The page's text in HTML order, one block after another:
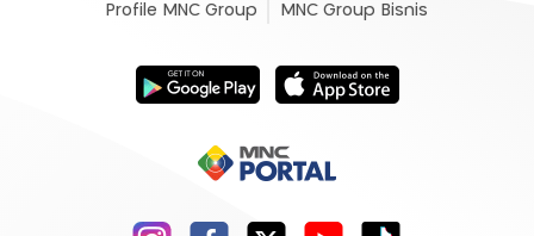
Profile MNC Group MNC Group Bisnis